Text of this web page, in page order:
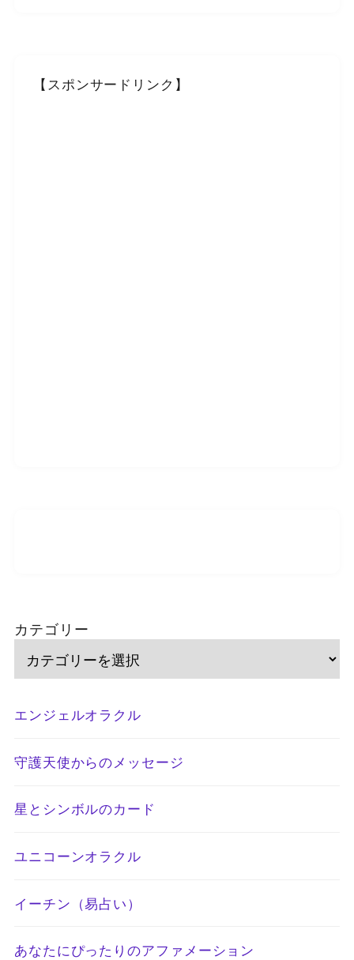
【スポンサードリンク】
カテゴリー
エンジェルオラクル
守護天使からのメッセージ
星とシンボルのカード
ユニコーンオラクル
イーチン（易占い）
あなたにぴったりのアファメーション